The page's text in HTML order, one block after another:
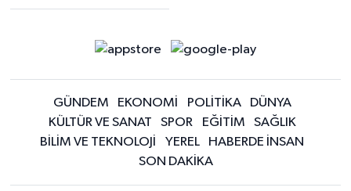
GÜNDEM EKONOMİ POLİTİKA
DÜNYA
KÜLTÜR VE SANAT
SPOR EĞİTİM
SAĞLIK
BİLİM VE TEKNOLOJİ
YEREL
HABERDE İNSAN
SON DAKİKA